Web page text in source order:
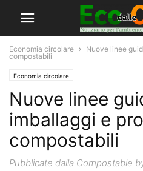
Economia circolare
Nuove linee
compostabili
Economia circolare
Nuove linee
imballaggi e
compostabili
Pubblicate dalla Compostable